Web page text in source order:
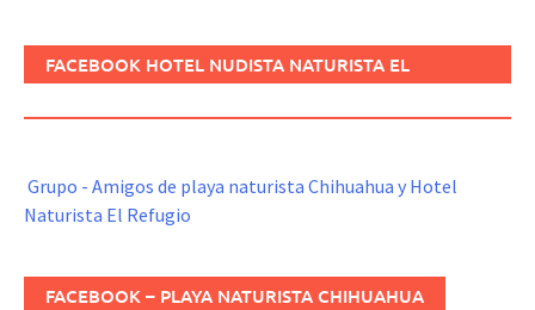
FACEBOOK HOTEL NUDISTA NATURISTA EL
Grupo - Amigos de playa naturista Chihuahua y Hotel
Naturista El Refugio
FACEBOOK – PLAYA NATURISTA CHIHUAHUA